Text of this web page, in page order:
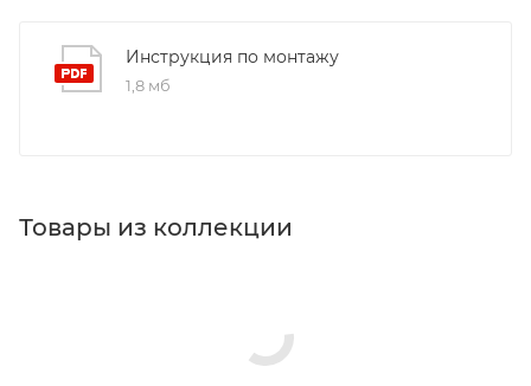
Инструкция по монтажу
1,8 мб
Товары из коллекции
Ножки/каркасы для ванн
Душевые комплекты